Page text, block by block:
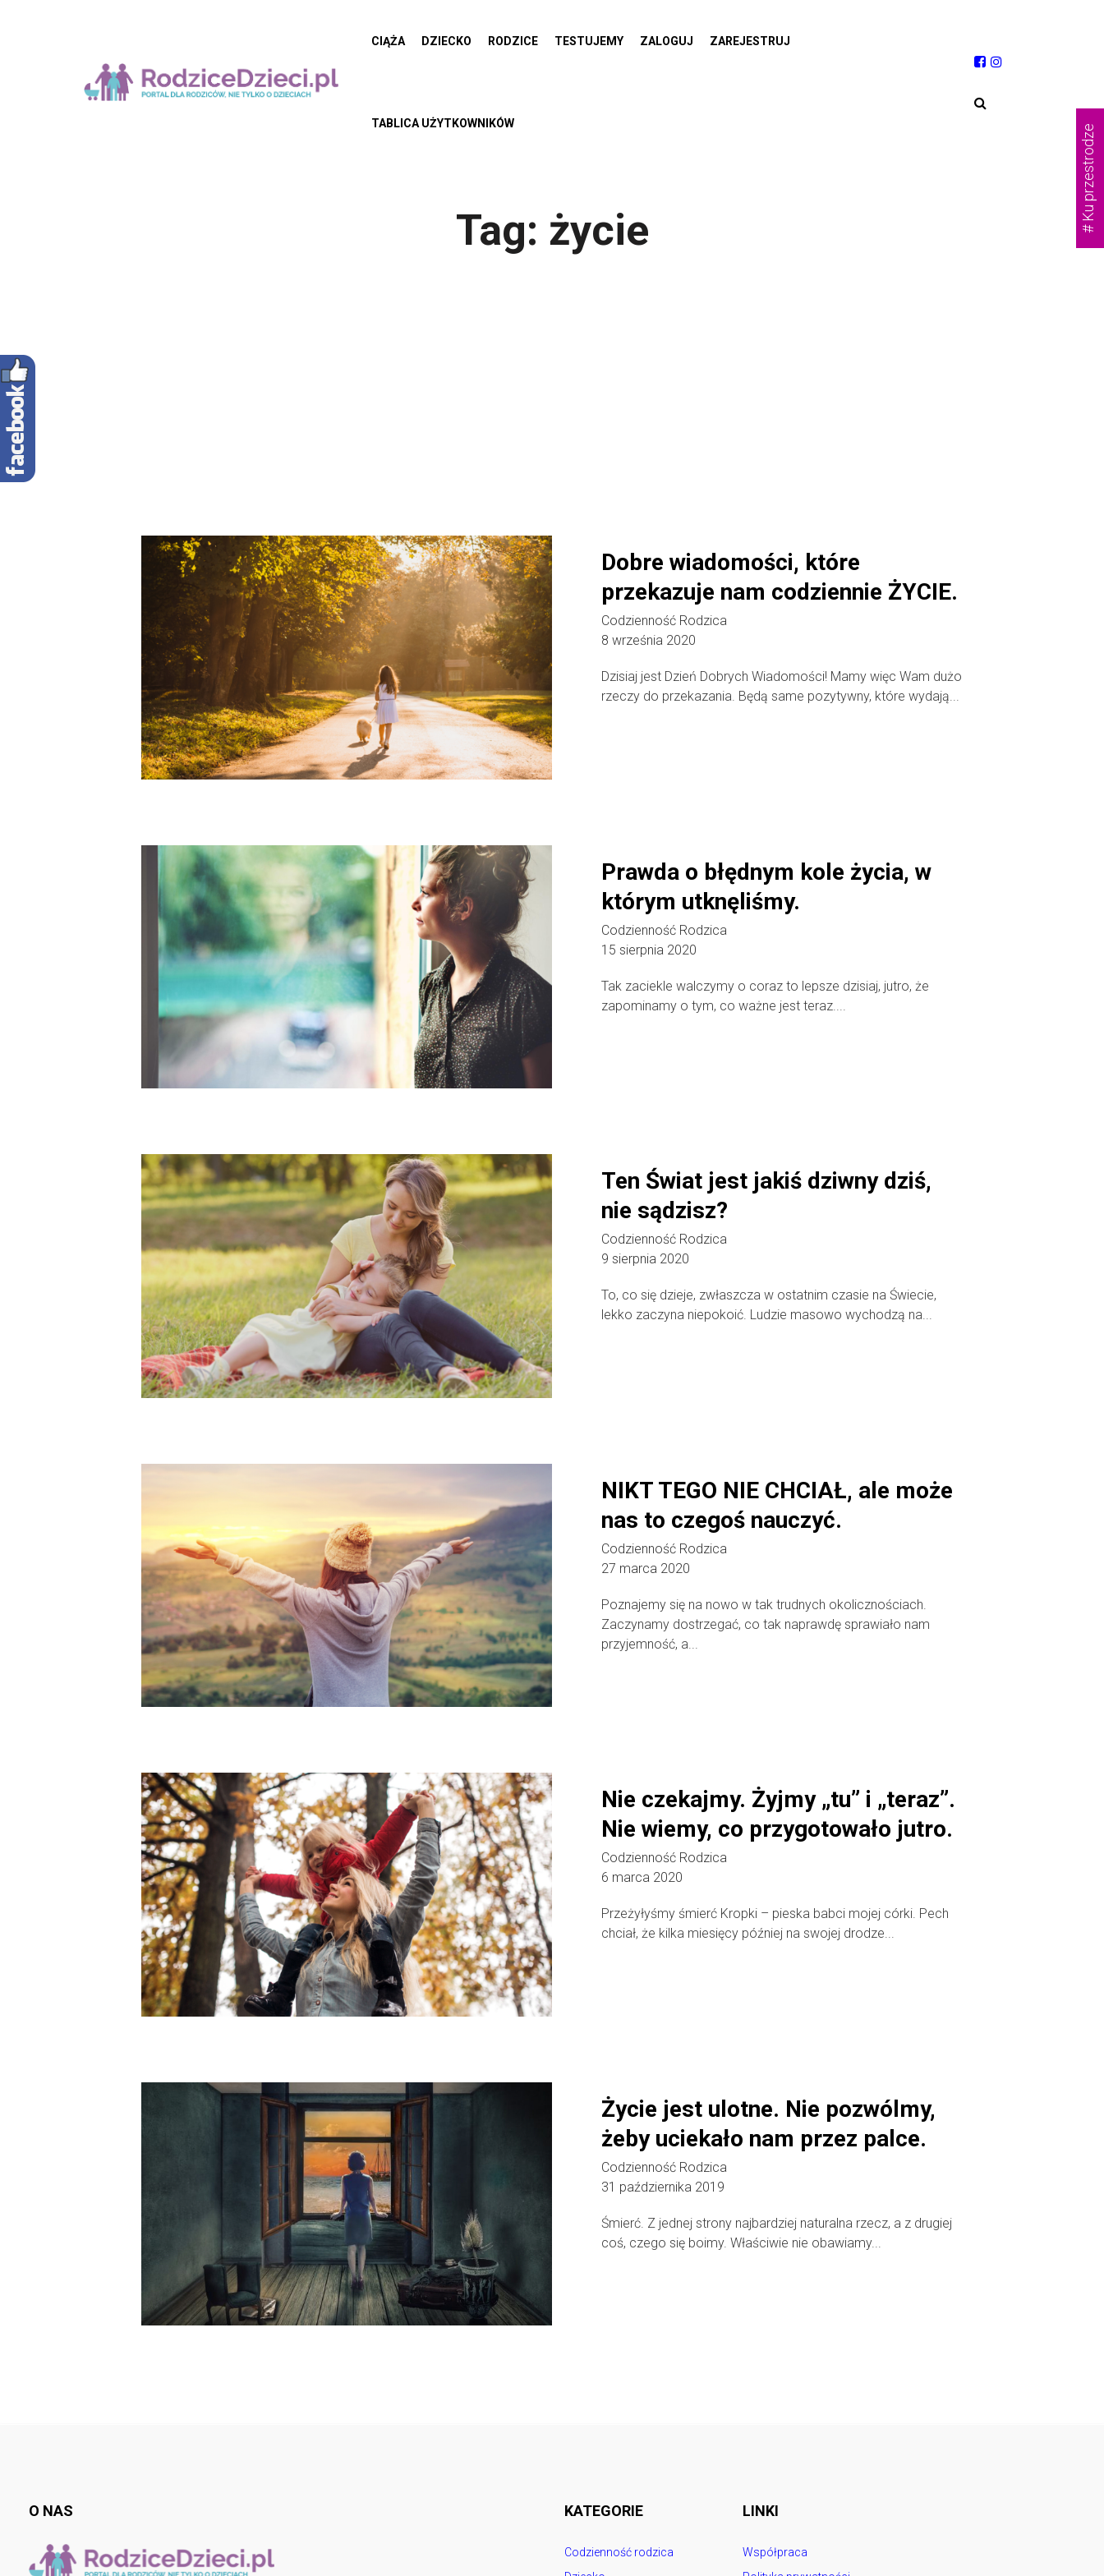
CIĄŻA DZIECKO RODZICE TESTUJEMY ZALOGUJ ZAREJESTRUJ
TABLICA UŻYTKOWNIKÓW
Tag: życie
Dobre wiadomości, które
przekazuje nam codziennie ŻYCIE.
Codzienność Rodzica
8 września 2020
Dzisiaj jest Dzień Dobrych Wiadomości! Mamy więc Wam dużo
rzeczy do przekazania. Będą same pozytywny, które wydają...
Prawda o błędnym kole życia, w
którym utknęliśmy.
Codzienność Rodzica
15 sierpnia 2020
Tak zaciekle walczymy o coraz to lepsze dzisiaj, jutro, że
zapominamy o tym, co ważne jest teraz....
Ten Świat jest jakiś dziwny dziś,
nie sądzisz?
Codzienność Rodzica
9 sierpnia 2020
To, co się dzieje, zwłaszcza w ostatnim czasie na Świecie,
lekko zaczyna niepokoić. Ludzie masowo wychodzą na...
NIKT TEGO NIE CHCIAŁ, ale może
nas to czegoś nauczyć.
Codzienność Rodzica
27 marca 2020
Poznajemy się na nowo w tak trudnych okolicznościach.
Zaczynamy dostrzegać, co tak naprawdę sprawiało nam
przyjemność, a...
Nie czekajmy. Żyjmy „tu” i „teraz”.
Nie wiemy, co przygotowało jutro.
Codzienność Rodzica
6 marca 2020
Przeżyłyśmy śmierć Kropki – pieska babci mojej córki. Pech
chciał, że kilka miesięcy później na swojej drodze...
Życie jest ulotne. Nie pozwólmy,
żeby uciekało nam przez palce.
Codzienność Rodzica
31 października 2019
Śmierć. Z jednej strony najbardziej naturalna rzecz, a z drugiej
coś, czego się boimy. Właściwie nie obawiamy...
O NAS KATEGORIE
Codzienność rodzica
LINKI
Współpraca
# Ku przestrodze